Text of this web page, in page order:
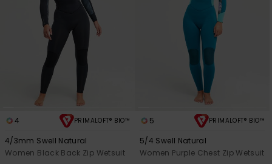
4 PRIMALOFT® BIO™
4/3mm Swell Natural
Women Black Back Zip Wetsuit
5 PRIMALOFT® BIO™
5/4 Swell Natural
Women Purple Chest Zip Wetsuit